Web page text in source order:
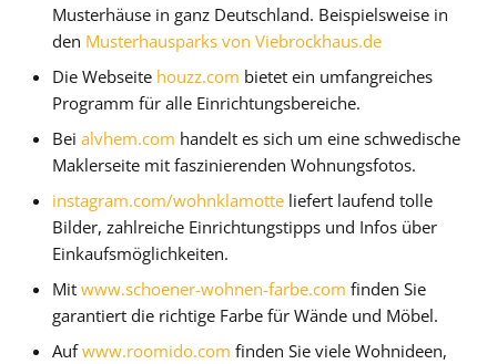
Musterhäuse in ganz Deutschland. Beispielsweise in
den Musterhausparks von Viebrockhaus.de
Die Webseite houzz.com bietet ein umfangreiches
Programm für alle Einrichtungsbereiche.
Beialvhem.com handelt es sich um eine schwedische
Maklerseite mit faszinierenden Wohnungsfotos.
instagram.com/wohnklamotte liefert laufend tolle
Bilder, zahlreiche Einrichtungstipps und Infos über
Einkaufsmöglichkeiten.
Mitwww.schoener-wohnen-farbe.com finden Sie
garantiert die richtige Farbe für Wände und Möbel.
Aufwww.roomido.com finden Sie viele Wohnideen,